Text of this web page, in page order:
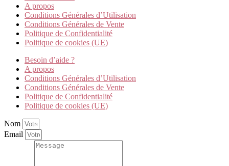
A propos
Conditions Générales d’Utilisation
Conditions Générales de Vente
Politique de Confidentialité
Politique de cookies (UE)
Besoin d’aide ?
A propos
Conditions Générales d’Utilisation
Conditions Générales de Vente
Politique de Confidentialité
Politique de cookies (UE)
Nom
Email